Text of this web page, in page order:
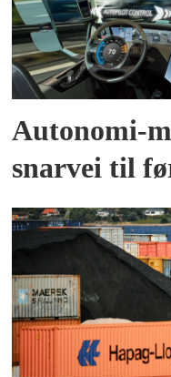
Autonomi-
snarvei til